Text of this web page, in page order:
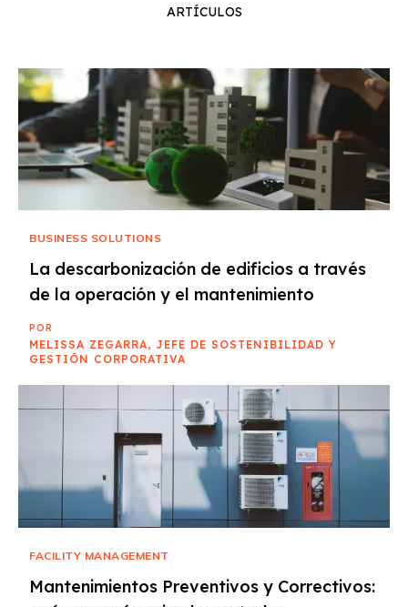
ARTÍCULOS
BUSINESS SOLUTIONS
La descarbonización de edificios a través
de la operación y el mantenimiento
POR
MELISSA ZEGARRA, JEFE DE SOSTENIBILIDAD Y
GESTIÓN CORPORATIVA
FACILITY MANAGEMENT
Mantenimientos Preventivos y Correctivos: